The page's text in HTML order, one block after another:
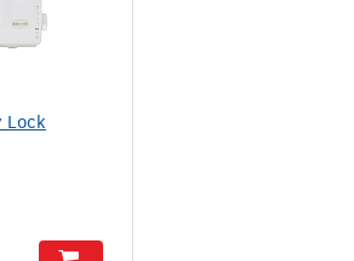
Lock